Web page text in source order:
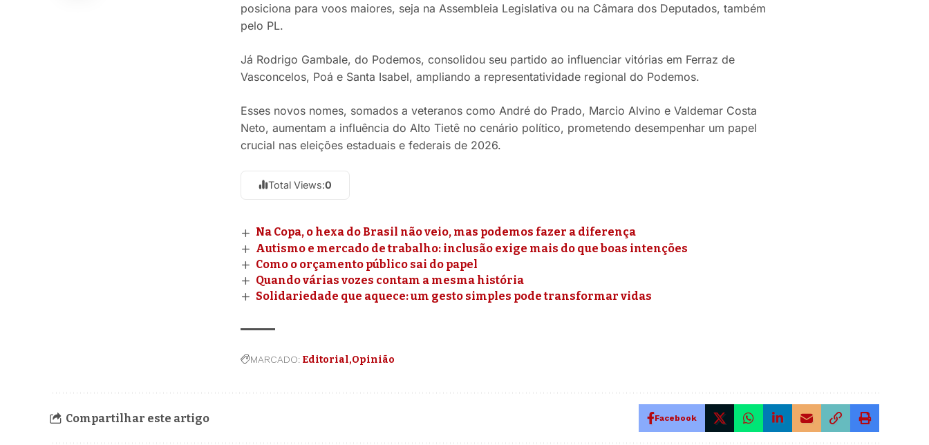
posiciona para voos maiores, seja na Assembleia Legislativa ou na Câmara dos Deputados, também
pelo PL.
Já Rodrigo Gambale, do Podemos, consolidou seu partido ao influenciar vitórias em Ferraz de
Vasconcelos, Poá e Santa Isabel, ampliando a representatividade regional do Podemos.
Esses novos nomes, somados a veteranos como André do Prado, Marcio Alvino e Valdemar Costa
Neto, aumentam a influência do Alto Tietê no cenário político, prometendo desempenhar um papel
crucial nas eleições estaduais e federais de 2026.
Total Views:0
Na Copa, o hexa do Brasil não veio, mas podemos fazer a diferença
Autismo e mercado de trabalho: inclusão exige mais do que boas intenções
Como o orçamento público sai do papel
Quando várias vozes contam a mesma história
Solidariedade que aquece: um gesto simples pode transformar vidas
MARCADO: Editorial Opinião
Compartilhar este artigo Facebook